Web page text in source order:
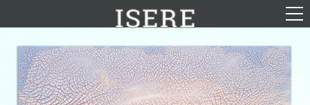
English (US)
Français
Portrayal